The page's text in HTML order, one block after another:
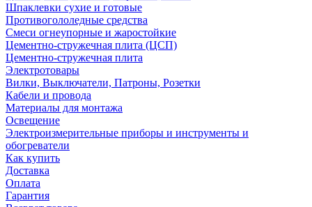
Шпаклевки сухие и готовые
Противогололедные средства
Смеси огнеупорные и жаростойкие
Цементно-стружечная плита (ЦСП)
Цементно-стружечная плита
Электротовары
Вилки, Выключатели, Патроны, Розетки
Кабели и провода
Материалы для монтажа
Освещение
Электроизмерительные приборы и инструменты и
обогреватели
Как купить
Доставка
Оплата
Гарантия